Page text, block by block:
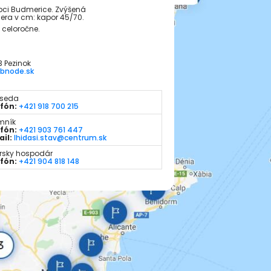
Budmerice. Zvýšená
v cm: kapor 45/70.
Pezinok
+421 918 700 215
+421 903 761 447
lhidasi.stav@centrum.sk
hospodár
+421 904 818 148